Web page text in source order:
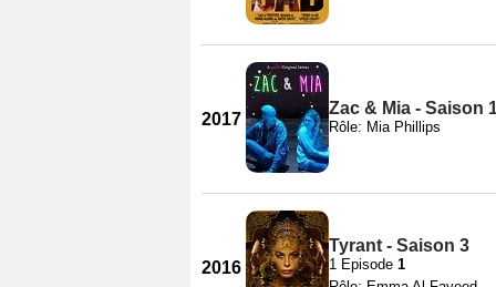
2017
Zac & Mia - Saison
Rôle: Mia Phillips
2016
Tyrant - Saison 3
1 Episode 1